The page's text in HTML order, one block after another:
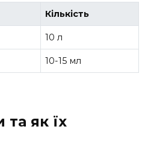
Кількість
10 л
10-15 мл
та як їх